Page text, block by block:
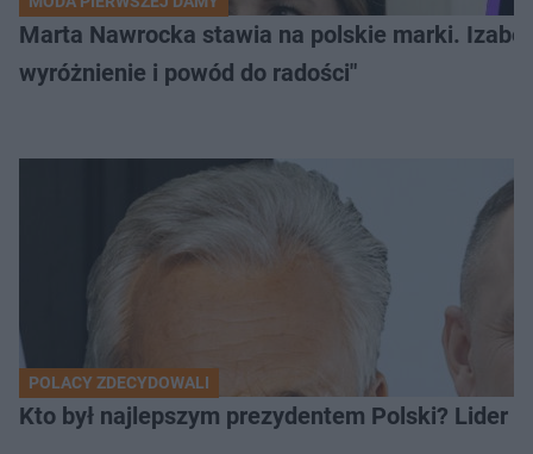
Marta Nawrocka stawia na polskie marki.
wyróżnienie i powód do radości"
POLACY ZDECYDOWALI
Kto był najlepszym prezydentem Polski? Lider